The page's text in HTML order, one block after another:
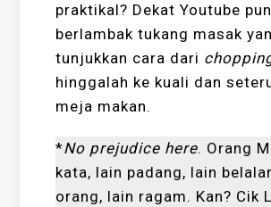
praktikal? Dekat Youtube pun
berlambak tukang masak
tunjukkan cara dari
hinggalah ke kuali dan
meja makan.
*No prejudice here. Orang
kata, lain padang, lain
orang, lain ragam. Kan? Cik